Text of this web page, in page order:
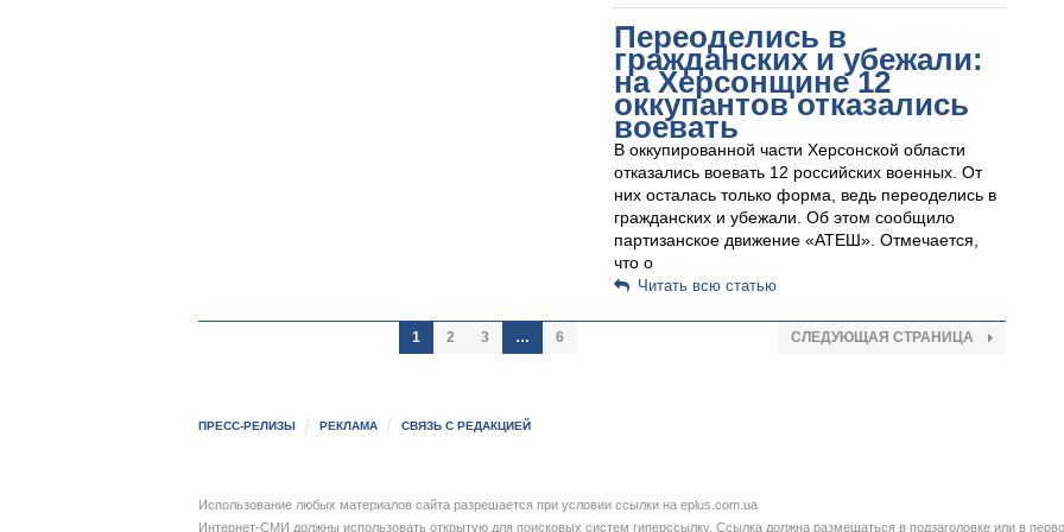
Переоделись в
гражданских и убежали:
на Херсонщине 12
оккупантов отказались
воевать
В оккупированной части Херсонской области
отказались воевать 12 российских военных. От
них осталась только форма, ведь переоделись в
гражданских и убежали. Об этом сообщило
партизанское движение «АТЕШ». Отмечается,
что о
Читать всю статью
1 2 3 … 6 СЛЕДУЮЩАЯ СТРАНИЦА
ПРЕСС-РЕЛИЗЫ РЕКЛАМА СВЯЗЬ С РЕДАКЦИЕЙ
Использование любых материалов сайта разрешается при условии ссылки на eplus.com.ua
Интернет-СМИ должны использовать открытую для поисковых систем гиперссылку. Ссылка должна размещаться в подзаголовке или в